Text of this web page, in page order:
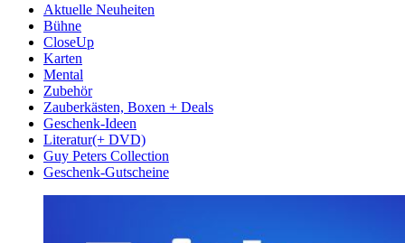
Aktuelle Neuheiten
Bühne
CloseUp
Karten
Mental
Zubehör
Zauberkästen, Boxen + Deals
Geschenk-Ideen
Literatur(+ DVD)
Guy Peters Collection
Geschenk-Gutscheine